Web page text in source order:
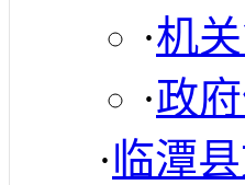
·机
·政
·临潭